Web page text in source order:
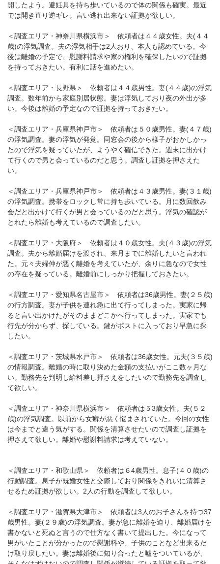
開したよう。避妊具を持ち歩いているので体の関係も確実。最近
では開き直り逆ギレ。言い逃れ出来ない証拠が欲しい。
＜調査エリア・神奈川県横浜市＞ 依頼者は４４歳女性。夫(４４
歳)の浮気調査。夫の浮気相手は2人おり、本人も認めている。今
後は離婚の予定で、慰謝料請求や家の権利を確保したいので証拠
を持っておきたい。有利に話を進めたい。
＜調査エリア・長野県＞ 依頼者は４４歳男性。妻(４４歳)の浮気
調査。数年前から家庭別居状態。妻は浮気しており夜の外出が多
い。今後は離婚の予定なので証拠を持っておきたい。
＜調査エリア・兵庫県神戸市＞ 依頼者は５０歳男性。妻(４７歳)
の浮気調査。妻の浮気が発覚。同窓会の後から様子がおかしかっ
たので浮気を疑っていたが、ようやく確信できた。週末に出かけ
て行くので男と会っているのだと思う。調査し証拠を押さえた
い。
＜調査エリア・兵庫県神戸市＞ 依頼者は４３歳男性。妻(３１歳)
の浮気調査。携帯をロックし常に持ち歩いている。月に数回飲み
会だと出かけて行くが男と会っているのだと思う。浮気の確認が
とれたら離婚も考えているので調査したい。
＜調査エリア・大阪府＞ 依頼者は４０歳女性。夫(４３歳)の浮気
調査。夫から離婚届けを渡され、来月までに離婚したいと言われ
た。元々夫婦仲が悪く離婚を考えていたが、余りに急なので女性
の存在を疑っている。離婚前にしっかり把握しておきたい。
＜調査エリア・愛知県名古屋市＞ 依頼者は36歳男性。妻(２５歳)
の行方調査。妻が子供を連れ急に出て行ってしまった。実家に帰
ると言い出かけたがそのままどこかへ行ってしまった。実家でも
行先が分からず、探している。鍵がポストに入っており早急に探
したい。
＜調査エリア・茨城県水戸市＞ 依頼者は36歳女性。元夫(３５歳)
の情報調査。離婚の時に取り決めた金額の支払いがここ数ヶ月な
い。勤務先を判明し給料差し押さえをしたいので勤務先を調査し
て欲しい。
＜調査エリア・神奈川県横浜市＞ 依頼者は５3歳女性。夫(５２
歳)の浮気調査。以前から女癖が悪く悩まされていた。今回の女性
は今までと違う気がする。関係を清算させたいので調査し証拠を
押さえて欲しい。離婚や慰謝料請求は考えていない。
＜調査エリア・和歌山県＞ 依頼者は６4歳男性。息子(４０歳)の
行動調査。息子が既婚女性と交際しており関係をきれいに清算さ
せるため証拠が欲しい。2人の行動を調査して欲しい。
＜調査エリア・滋賀県大津市＞ 依頼者は3人のお子さんを持つ37
歳男性。妻(２９歳)の浮気調査。妻が急に離婚を迫り、離婚届けを
書かないと死ぬと言うので仕方なく書いて提出した。今になって
男がいたことが分かったので慰謝料や、子供のことなど出来るだ
け取り戻したい。妻は離婚後に知り合ったと嘘をついているが、